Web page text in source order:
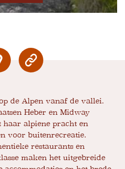
de Alpen vanaf de vallei.
Heber en Midway
alpiene pracht en
voor buitenrecreatie.
restaurants en
maken het uitgebreide